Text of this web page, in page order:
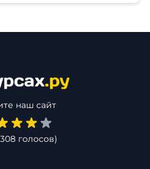
наш сайт
голосов)